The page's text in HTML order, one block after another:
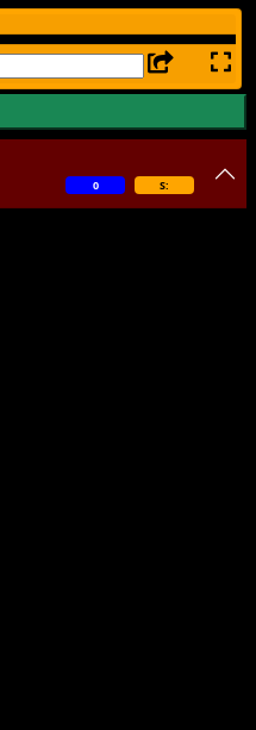
S:
0